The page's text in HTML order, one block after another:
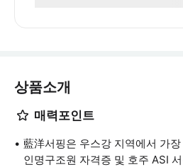
상품소개
매력포인트
藍洋서핑은 우스강 지역에서 가
인명구조원 자격증 및 호주 ASI